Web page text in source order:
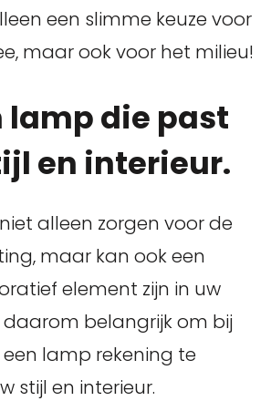
een slimme keuze voor
maar ook voor het milieu!
lamp die past
en interieur.
alleen zorgen voor de
maar kan ook een
element zijn in uw
daarom belangrijk om bij
lamp rekening te
stijl en interieur.